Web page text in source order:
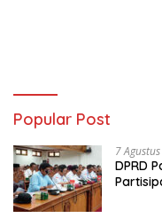
Popular Post
7
DPRD